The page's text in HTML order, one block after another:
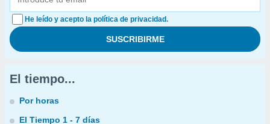
He leído y acepto la política de privacidad.
El tiempo...
Por horas
El Tiempo 1 - 7 días